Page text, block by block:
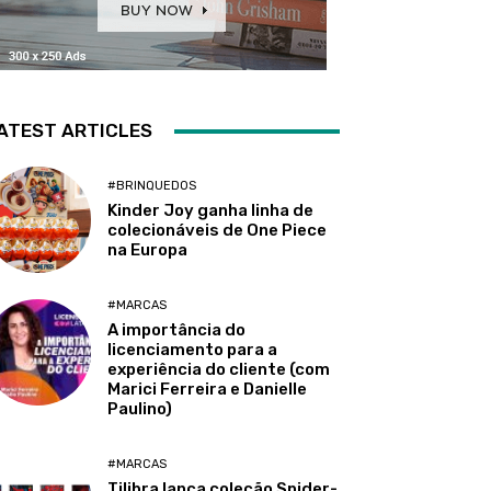
ARTICLES
#BRINQUEDOS
Kinder Joy ganha linha de
colecionáveis de One Piece
na Europa
#MARCAS
A importância do
licenciamento para a
experiência do cliente (com
Marici Ferreira e Danielle
Paulino)
#MARCAS